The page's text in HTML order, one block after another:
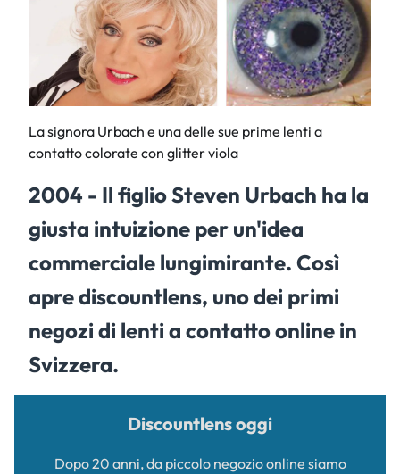
La signora Urbach e una delle sue prime lenti a
contatto colorate con glitter viola
2004 - Il figlio Steven Urbach ha la
giusta intuizione per un'idea
commerciale lungimirante. Così
apre discountlens, uno dei primi
negozi di lenti a contatto online in
Svizzera.
Discountlens oggi
Dopo 20 anni, da piccolo negozio online siamo